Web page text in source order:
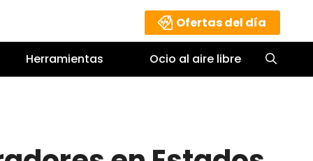
Ofertas del día
Herramientas Ocio al aire libre